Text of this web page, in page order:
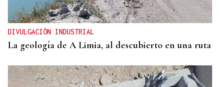
DIVULGACIÓN INDUSTRIAL
La geología de A Limia, al descubierto en una ruta